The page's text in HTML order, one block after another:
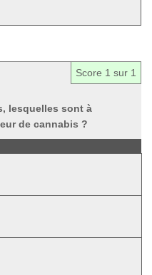
Score 1 sur 1
lesquelles sont à
de cannabis ?